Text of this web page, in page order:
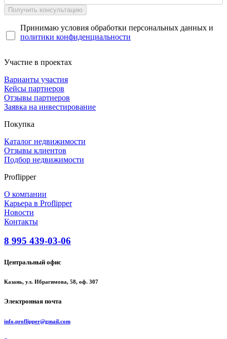
Получить консультацию
Принимаю условия обработки персональных данных и
политики конфиденциальности
Участие в проектах
Варианты участия
Кейсы партнеров
Отзывы партнеров
Заявка на инвестирование
Покупка
Каталог недвижимости
Отзывы клиентов
Подбор недвижимости
Proflipper
О компании
Карьера в Proflipper
Новости
Контакты
8 995 439-03-06
Центральный офис
Казань, ул. Ибрагимова, 58, оф. 307
Электронная почта
info.proflipper@gmail.com